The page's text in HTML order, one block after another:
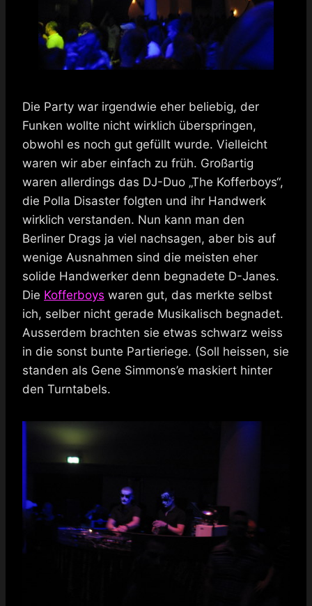
Die Party war irgendwie eher beliebig, der
Funken wollte nicht wirklich überspringen,
obwohl es noch gut gefüllt wurde. Vielleicht
waren wir aber einfach zu früh. Großartig
waren allerdings das DJ-Duo „The Kofferboys“,
die Polla Disaster folgten und ihr Handwerk
wirklich verstanden. Nun kann man den
Berliner Drags ja viel nachsagen, aber bis auf
wenige Ausnahmen sind die meisten eher
solide Handwerker denn begnadete D-Janes.
Die Kofferboys waren gut, das merkte selbst
ich, selber nicht gerade Musikalisch begnadet.
Ausserdem brachten sie etwas schwarz weiss
in die sonst bunte Partieriege. (Soll heissen, sie
standen als Gene Simmons’e maskiert hinter
den Turntabels.